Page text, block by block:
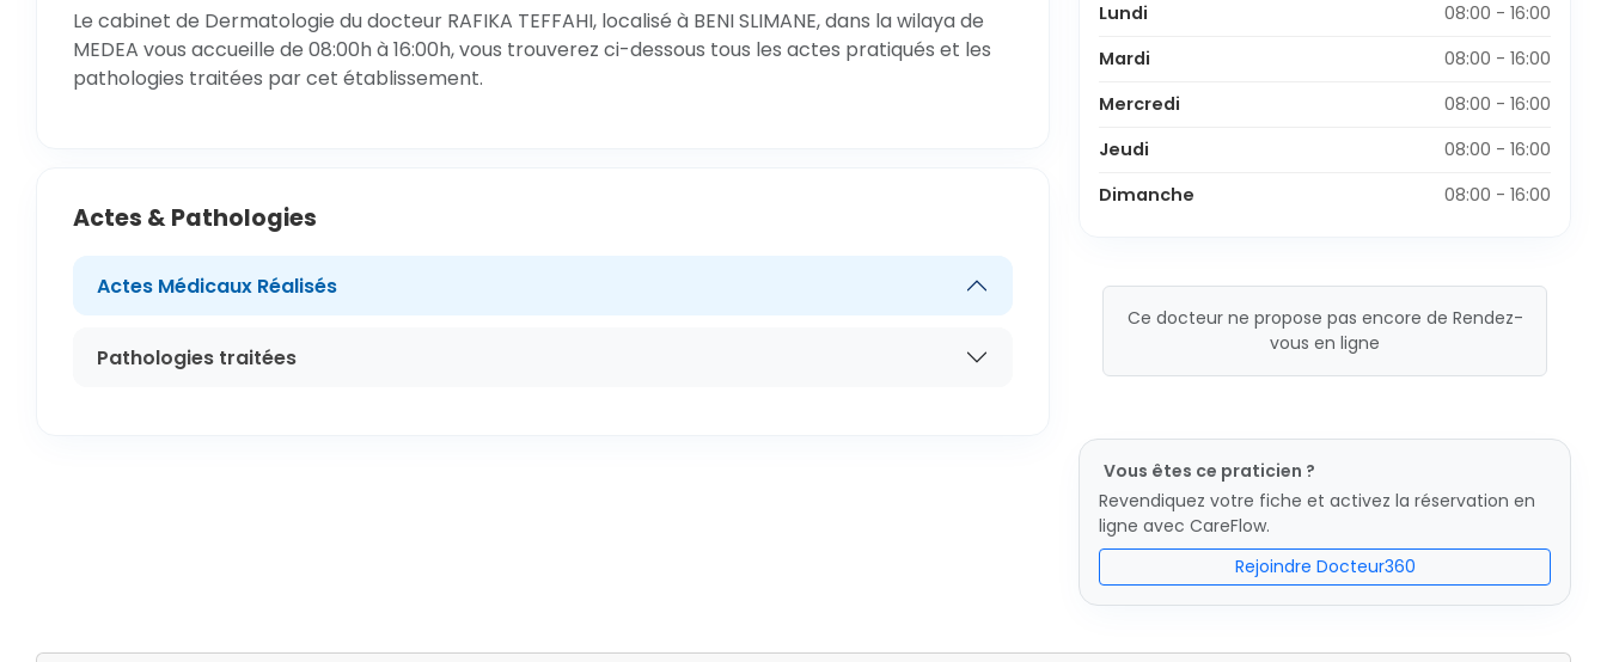
Le cabinet de Dermatologie du docteur RAFIKA TEFFAHI, localisé à BENI SLIMANE, dans la wilaya de
MEDEA vous accueille de 08:00h à 16:00h, vous trouverez ci-dessous tous les actes pratiqués et les
pathologies traitées par cet établissement.
Actes & Pathologies
Actes Médicaux Réalisés
Pathologies traitées
Lundi
08:00 - 16:00
Mardi
08:00 - 16:00
Mercredi
08:00 - 16:00
Jeudi
08:00 - 16:00
Dimanche
08:00 - 16:00
Ce docteur ne propose pas encore de Rendez-
vous en ligne
Vous êtes ce praticien ?
Revendiquez votre fiche et activez la réservation en
ligne avec CareFlow.
Rejoindre Docteur360